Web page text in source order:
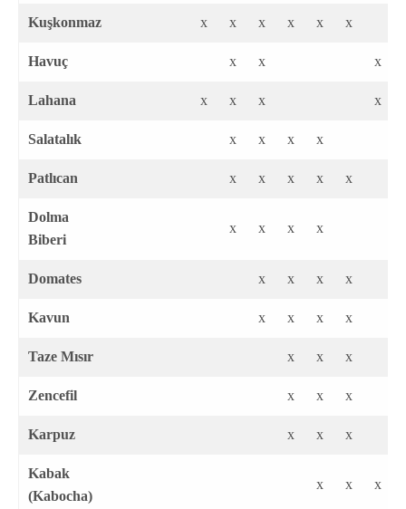
Kuşkonmaz x x x x x x
Havuç x x x
Lahana x x x x
Salatalık x x x x
Patlıcan x x x x x
Dolma
Biberi
x x x x
Domates x x x x
Kavun x x x x
Taze Mısır x x x
Zencefil x x x
Karpuz x x x
Kabak
(Kabocha)
x x x